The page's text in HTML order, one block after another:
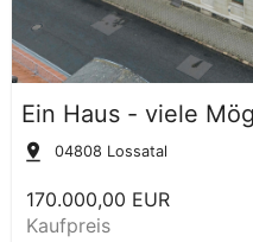
Ein Haus - viele
04808 Lossatal
170.000,00 EUR
Kaufpreis